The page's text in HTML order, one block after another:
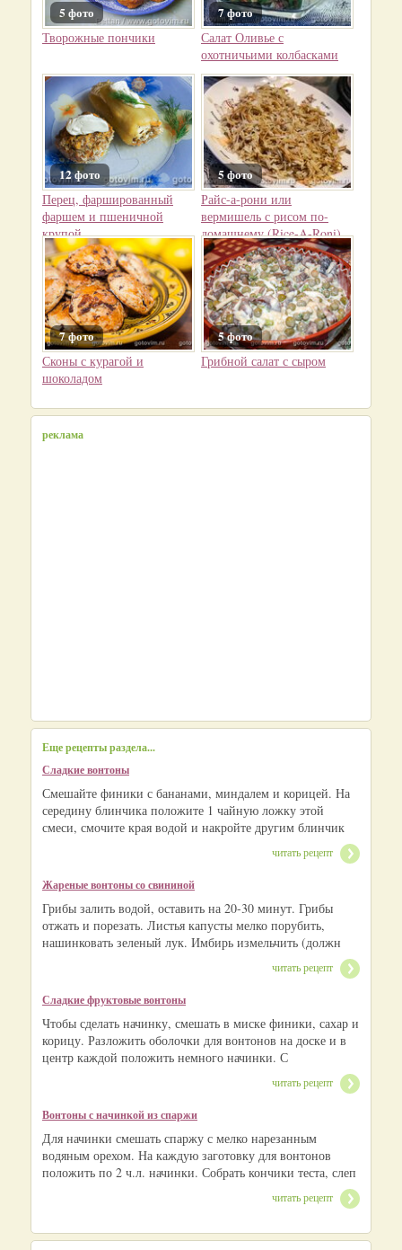
5 фото
Творожные пончики
7 фото
Салат Оливье с
охотничьими колбасками
12 фото
Перец, фаршированный
фаршем и пшеничной
крупой
5 фото
Райс-а-рони или
вермишель с рисом по-
домашнему (Rice-A-Roni)
7 фото
Сконы с курагой и
шоколадом
5 фото
Грибной салат с сыром
реклама
Еще рецепты раздела...
Сладкие вонтоны
Смешайте финики с бананами, миндалем и корицей. На
середину блинчика положите 1 чайную ложку этой
смеси, смочите края водой и накройте другим блинчик
читать рецепт
Жареные вонтоны со свининой
Грибы залить водой, оставить на 20-30 минут. Грибы
отжать и порезать. Листья капусты мелко порубить,
нашинковать зеленый лук. Имбирь измельчить (должн
читать рецепт
Сладкие фруктовые вонтоны
Чтобы сделать начинку, смешать в миске финики, сахар и
корицу. Разложить оболочки для вонтонов на доске и в
центр каждой положить немного начинки. С
читать рецепт
Вонтоны с начинкой из спаржи
Для начинки смешать спаржу с мелко нарезанным
водяным орехом. На каждую заготовку для вонтонов
положить по 2 ч.л. начинки. Собрать кончики теста, слеп
читать рецепт